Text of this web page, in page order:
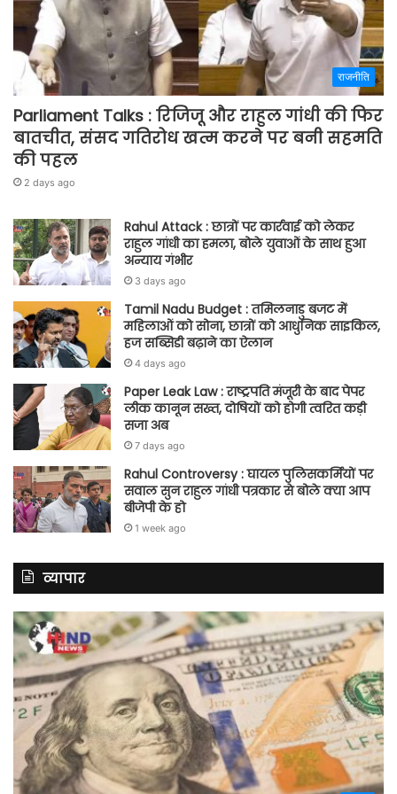
राजनीति
Parliament Talks : रिजिजू और राहुल गांधी की फिर
बातचीत, संसद गतिरोध खत्म करने पर बनी सहमति
की पहल
2 days ago
Rahul Attack : छात्रों पर कार्रवाई को लेकर
राहुल गांधी का हमला, बोले युवाओं के साथ हुआ
अन्याय गंभीर
3 days ago
Tamil Nadu Budget : तमिलनाडु बजट में
महिलाओं को सोना, छात्रों को आधुनिक साइकिल,
हज सब्सिडी बढ़ाने का ऐलान
4 days ago
Paper Leak Law : राष्ट्रपति मंजूरी के बाद पेपर
लीक कानून सख्त, दोषियों को होगी त्वरित कड़ी
सजा अब
7 days ago
Rahul Controversy : घायल पुलिसकर्मियों पर
सवाल सुन राहुल गांधी पत्रकार से बोले क्या आप
बीजेपी के हो
1 week ago
व्यापार